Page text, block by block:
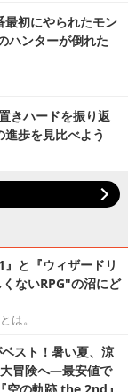
最初にやられたモン
ハンターが倒れた
きハードを振り返
歩を見比べよう
』と『ウィザードリ
ないRPG"の沼にど
は。
スト！暑い夏、涼
大冒険へ―最安値で